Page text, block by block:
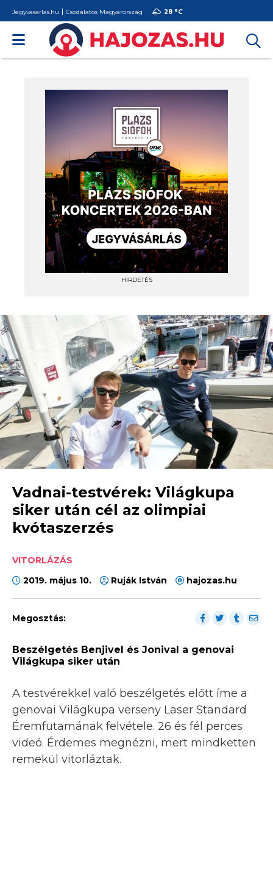
Jegyvasarlas.hu Csodálatos Magyarország 28 °C
HIRDETÉS
Vadnai-testvérek: Világkupa
siker után cél az olimpiai
kvótaszerzés
VITORLÁZÁS
2019. május 10.
Ruják István hajozas.hu
Megosztás:
Beszélgetés Benjivel és Jonival a genovai
Világkupa siker után
A testvérekkel való beszélgetés előtt íme a
genovai Világkupa verseny Laser Standard
Éremfutamának felvétele. 26 és fél perces
videó. Érdemes megnézni, mert mindketten
remekül vitorláztak.